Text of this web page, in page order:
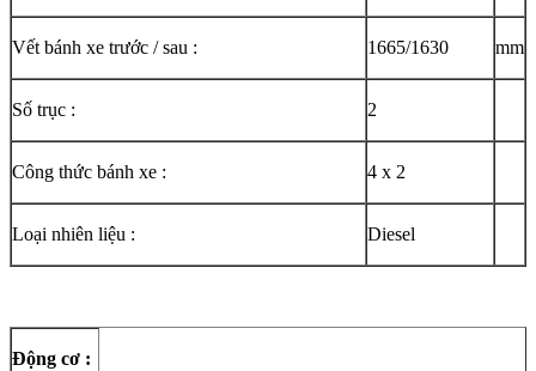
Vết bánh xe trước / sau : 1665/1630 mm
Số trục : 2
Công thức bánh xe : 4 x 2
Loại nhiên liệu : Diesel
Động cơ :